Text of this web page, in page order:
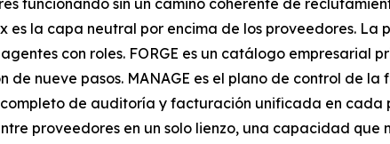
funcionando sin un camino coherente de
la capa neutral por encima de los proveedores. La
con roles. FORGE es un catálogo empresarial
de nueve pasos. MANAGE es el plano de control de
de auditoría y facturación unificada en
proveedores en un solo lienzo, una capacidad